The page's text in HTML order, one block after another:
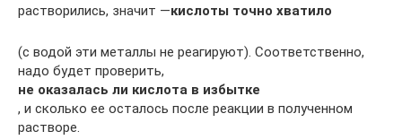
растворились, значит —кислоты точно хватило
(с водой эти металлы не реагируют). Соответственно,
надо будет проверить,
не оказалась ли кислота в избытке
, и сколько ее осталось после реакции в полученном
растворе.